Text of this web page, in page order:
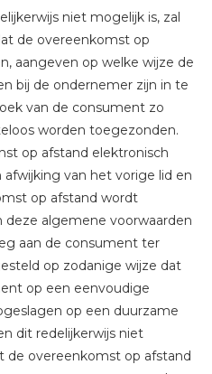
niet mogelijk is, zal
de overeenkomst op
aangeven op welke wijze de
bij de ondernemer zijn in te
van de consument zo
worden toegezonden.
op afstand elektronisch
van het vorige lid en
op afstand wordt
deze algemene voorwaarden
aan de consument ter
op zodanige wijze dat
op een eenvoudige
op een duurzame
dit redelijkerwijs niet
de overeenkomst op afstand